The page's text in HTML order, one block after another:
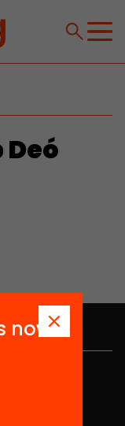
already
for
now